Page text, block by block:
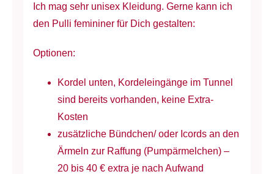
Ich mag sehr unisex Kleidung. Gerne kann ich
den Pulli femininer für Dich gestalten:
Optionen:
Kordel unten, Kordeleingänge im Tunnel
sind bereits vorhanden, keine Extra-
Kosten
zusätzliche Bündchen/ oder Icords an den
Ärmeln zur Raffung (Pumpärmelchen) –
20 bis 40 € extra je nach Aufwand